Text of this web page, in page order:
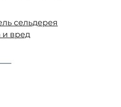
сельдерея
и вред